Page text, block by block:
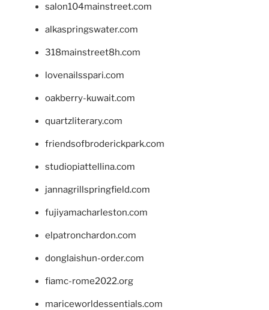
salon104mainstreet.com
alkaspringswater.com
318mainstreet8h.com
lovenailsspari.com
oakberry-kuwait.com
quartzliterary.com
friendsofbroderickpark.com
studiopiattellina.com
jannagrillspringfield.com
fujiyamacharleston.com
elpatronchardon.com
donglaishun-order.com
fiamc-rome2022.org
mariceworldessentials.com